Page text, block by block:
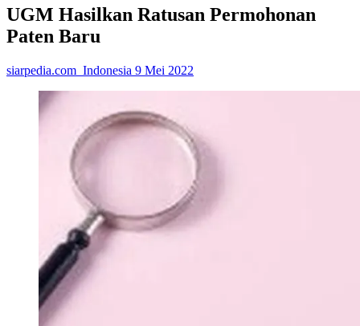
UGM Hasilkan Ratusan Permohonan
Paten Baru
siarpedia.com_Indonesia 9 Mei 2022